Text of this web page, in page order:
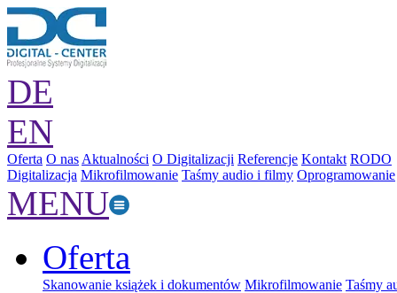
DE
EN
Oferta O nas Aktualności O Digitalizacji Referencje Kontakt RODO
Digitalizacja Mikrofilmowanie Taśmy audio i filmy Oprogramowanie
MENU
Oferta
Skanowanie książek i dokumentów Mikrofilmowanie Taśmy